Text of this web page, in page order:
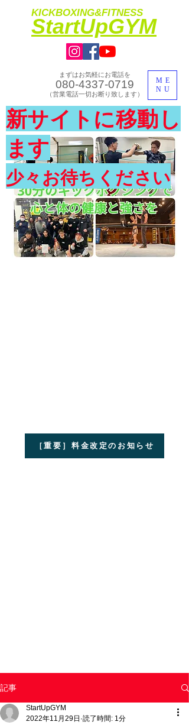
KICKBOXING&FITNESS
​StartUpGYM
ME
NU
まずはお気軽にお電話を
080-4337-0719
​（営業電話一切お断り致します）
​体験入会実施中
新サイトに移動し
ます
少々お待ちください
［重要］料金改定のお知らせ
記事
StartUpGYM
2022年11月29日 読了時間: 1分